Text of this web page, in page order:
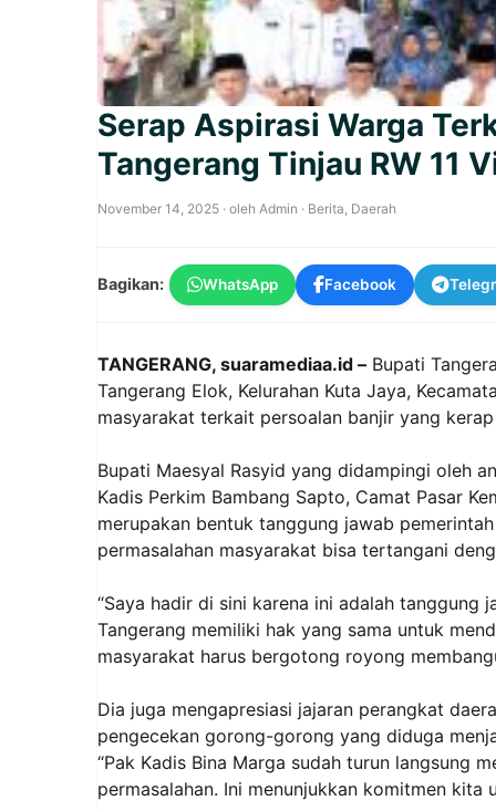
Serap Aspirasi Warga
Tangerang Tinjau RW 11
November 14, 2025 · oleh Admin · Berita Daerah
Bagikan: WhatsApp Facebook
TANGERANG, suaramediaa.id – Bupati
Tangerang Elok, Kelurahan Kuta Jaya,
masyarakat terkait persoalan banjir yang
Bupati Maesyal Rasyid yang didampingi oleh
Kadis Perkim Bambang Sapto, Camat Pasar
merupakan bentuk tanggung jawab
permasalahan masyarakat bisa tertangani
“Saya hadir di sini karena ini adalah tanggung
Tangerang memiliki hak yang sama untuk
masyarakat harus bergotong royong
Dia juga mengapresiasi jajaran perangkat
pengecekan gorong-gorong yang diduga
“Pak Kadis Bina Marga sudah turun langsung
permasalahan. Ini menunjukkan komitmen kita